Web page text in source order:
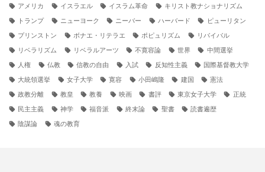
アメリカ イスラエル イスラム革命 キリスト教ナショナリズム
トランプ ニューヨーク ニーバー ハーバード ピューリタン
プリンストン ボナエ・リテラエ ポピュリズム リバイバル
リベラリズム リベラルアーツ 不寛容論 世界 中間選挙
人権 仏教 信教の自由 入試 反知性主義 国際基督教大学
大統領選挙 女子大学 寛容 小田嶋隆 建国 憲法
政教分離 教皇 教養 映画 書評 東京女子大学 正統
民主主義 神学 福音派 終末論 聖書 読書遍歴
陰謀論 魂の教育